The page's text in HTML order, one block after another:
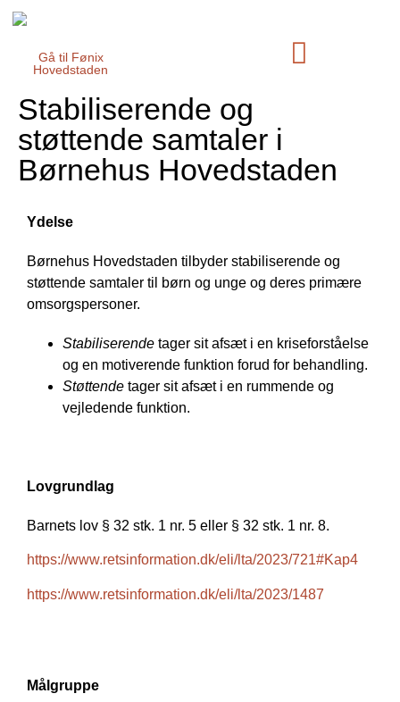
Gå til Fønix
Hovedstaden
Stabiliserende og
støttende samtaler i
Børnehus Hovedstaden
Ydelse
Børnehus Hovedstaden tilbyder stabiliserende og
støttende samtaler til børn og unge og deres primære
omsorgspersoner.
Stabiliserende tager sit afsæt i en kriseforståelse
og en motiverende funktion forud for behandling.
Støttende tager sit afsæt i en rummende og
vejledende funktion.
Lovgrundlag
Barnets lov § 32 stk. 1 nr. 5 eller § 32 stk. 1 nr. 8.
https://www.retsinformation.dk/eli/lta/2023/721#Kap4
https://www.retsinformation.dk/eli/lta/2023/1487
Målgruppe